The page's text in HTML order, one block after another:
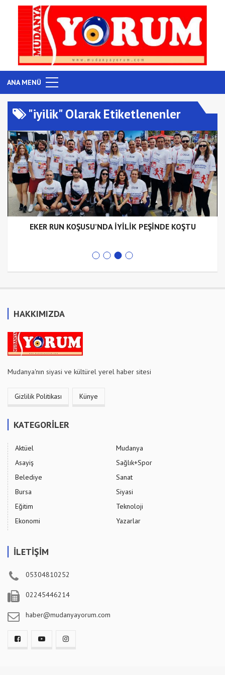
ANA MENÜ
"iyilik" Olarak Etiketlenenler
EKER RUN KOŞUSU’NDA İYİLİK PEŞİNDE KOŞTU
HAKKIMIZDA
Mudanya'nın siyasi ve kültürel yerel haber sitesi
Gizlilik Politikası Künye
KATEGORİLER
Aktüel
Asayiş
Belediye
Bursa
Eğitim
Ekonomi
Mudanya
Sağlık+Spor
Sanat
Siyasi
Teknoloji
Yazarlar
İLETİŞİM
05304810252
02245446214
haber@mudanyayorum.com